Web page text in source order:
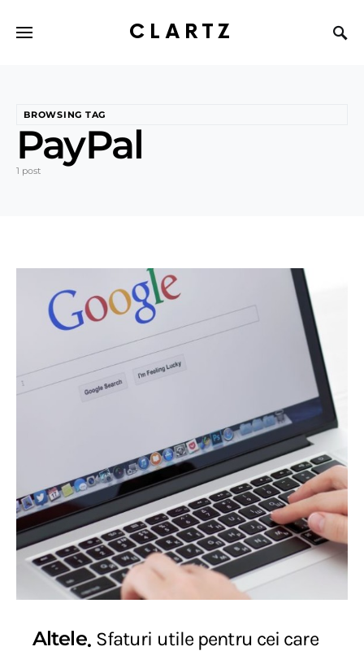
CLARTZ
BROWSING TAG
PayPal
1 post
Altele Sfaturi utile pentru cei care